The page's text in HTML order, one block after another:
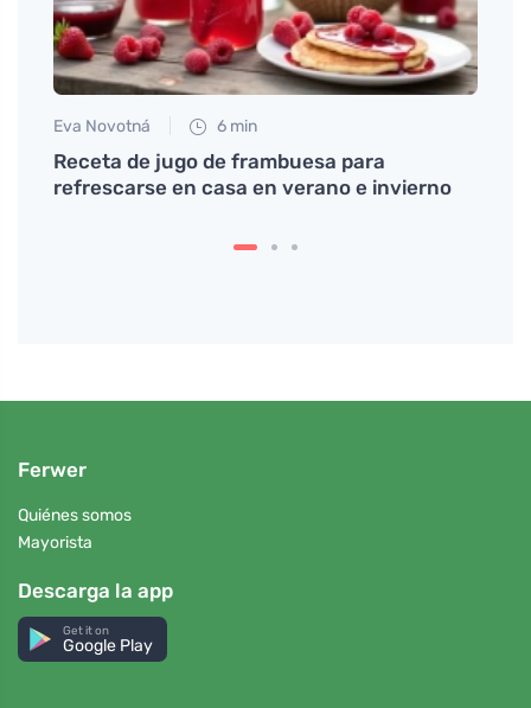
Eva Novotná 6 min
Receta de jugo de frambuesa para
refrescarse en casa en verano e invierno
Ferwer
Quiénes somos
Mayorista
Descarga la app
Get it on
Google Play